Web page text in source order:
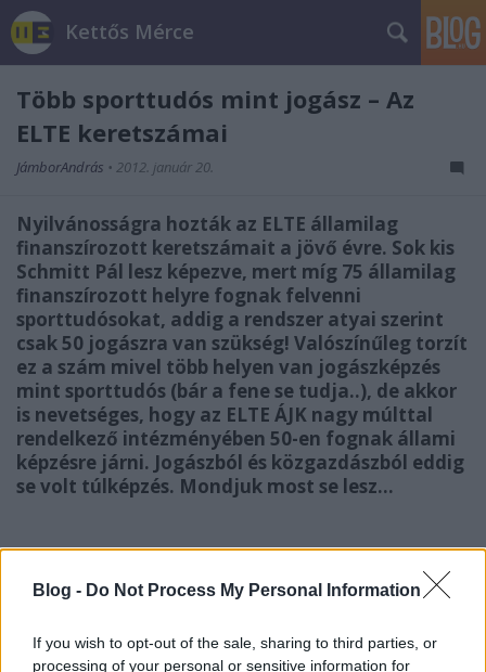
Blog - Do Not Process My Personal Information
If you wish to opt-out of the sale, sharing to third parties, or
processing of your personal or sensitive information for
Kettős Mérce
Több sporttudós mint jogász – Az
ELTE keretszámai
JámborAndrás • 2012. január 20.
Nyilvánosságra hozták az ELTE államilag
finanszírozott keretszámait a jövő évre. Sok kis
Schmitt Pál lesz képezve, mert míg 75 államilag
finanszírozott helyre fognak felvenni
sporttudósokat, addig a rendszer atyai szerint
csak 50 jogászra van szükség! Valószínűleg torzít
ez a szám mivel több helyen van jogászképzés
mint sporttudós (bár a fene se tudja..), de akkor
is nevetséges, hogy az ELTE ÁJK nagy múlttal
rendelkező intézményében 50-en fognak állami
képzésre járni. Jogászból és közgazdászból eddig
se volt túlképzés. Mondjuk most se lesz…